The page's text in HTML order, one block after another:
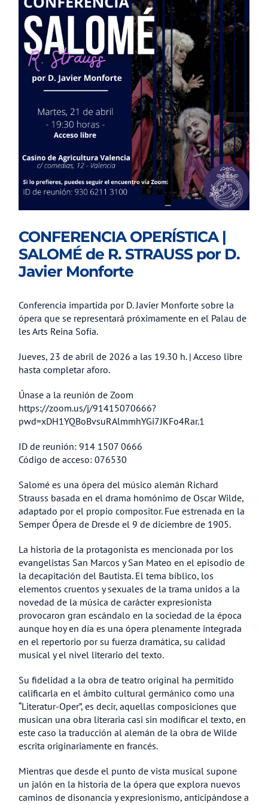
CONFERENCIA OPERÍSTICA |
SALOMÉ de R. STRAUSS por D.
Javier Monforte
Conferencia impartida por D. Javier Monforte sobre la
ópera que se representará próximamente en el Palau de
les Arts Reina Sofía.
Jueves, 23 de abril de 2026 a las 19.30 h. | Acceso libre
hasta completar aforo.
Únase a la reunión de Zoom
https://zoom.us/j/91415070666?
pwd=xDH1YQBoBvsuRAlmmhYGi7JKFo4Rar.1
ID de reunión: 914 1507 0666
Código de acceso: 076530
Salomé es una ópera del músico alemán Richard
Strauss basada en el drama homónimo de Oscar Wilde,
adaptado por el propio compositor. Fue estrenada en la
Semper Ópera de Dresde el 9 de diciembre de 1905.
La historia de la protagonista es mencionada por los
evangelistas San Marcos y San Mateo en el episodio de
la decapitación del Bautista. El tema bíblico, los
elementos cruentos y sexuales de la trama unidos a la
novedad de la música de carácter expresionista
provocaron gran escándalo en la sociedad de la época
aunque hoy en día es una ópera plenamente integrada
en el repertorio por su fuerza dramática, su calidad
musical y el nivel literario del texto.
Su fidelidad a la obra de teatro original ha permitido
calificarla en el ámbito cultural germánico como una
“Literatur-Oper”, es decir, aquellas composiciones que
musican una obra literaria casi sin modificar el texto, en
este caso la traducción al alemán de la obra de Wilde
escrita originariamente en francés.
Mientras que desde el punto de vista musical supone
un jalón en la historia de la ópera que explora nuevos
caminos de disonancia y expresionismo, anticipándose a